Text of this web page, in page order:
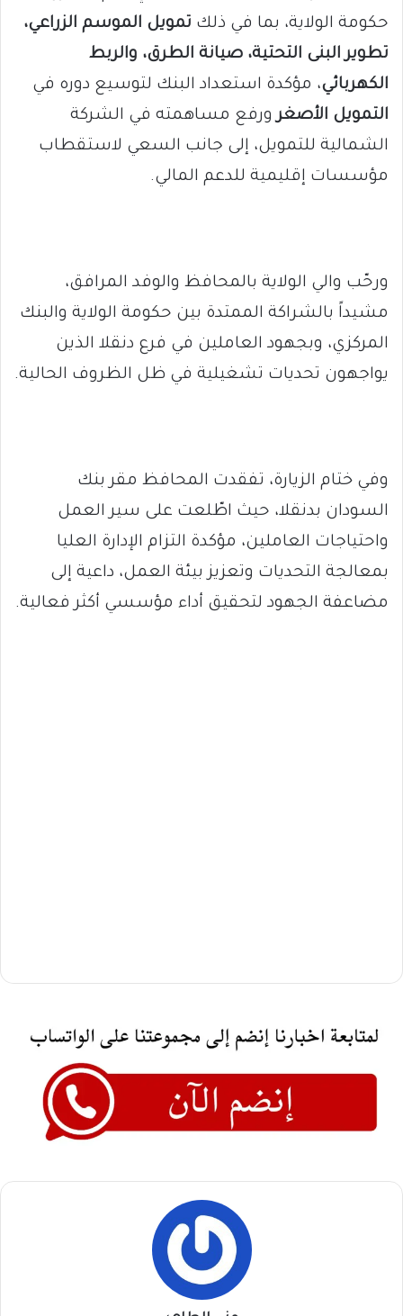
حكومة الولاية، بما في ذلك تمويل الموسم الزراعي،
تطوير البنى التحتية، صيانة الطرق، والربط
الكهربائي، مؤكدة استعداد البنك لتوسيع دوره في
التمويل الأصغرورفع مساهمته في الشركة
الشمالية للتمويل، إلى جانب السعي لاستقطاب
مؤسسات إقليمية للدعم المالي.
ورحّب والي الولاية بالمحافظ والوفد المرافق،
مشيداً بالشراكة الممتدة بين حكومة الولاية والبنك
المركزي، وبجهود العاملين في فرع دنقلا الذين
يواجهون تحديات تشغيلية في ظل الظروف الحالية.
وفي ختام الزيارة، تفقدت المحافظ مقر بنك
السودان بدنقلا، حيث اطّلعت على سير العمل
واحتياجات العاملين، مؤكدة التزام الإدارة العليا
بمعالجة التحديات وتعزيز بيئة العمل، داعية إلى
مضاعفة الجهود لتحقيق أداء مؤسسي أكثر فعالية.